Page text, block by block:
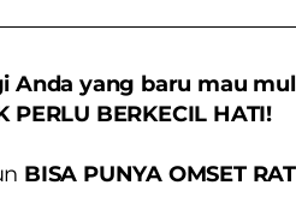
Anda yang baru mau
PERLU BERKECIL HATI!
BISA PUNYA OMSET